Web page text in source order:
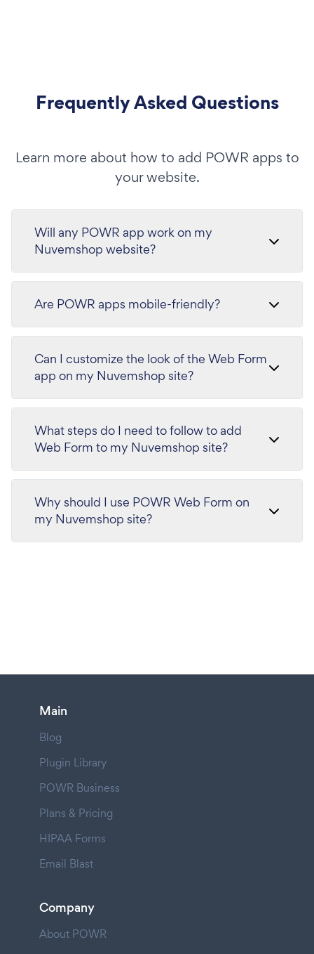
Frequently Asked Questions
Learn more about how to add POWR apps to
your website.
Will any POWR app work on my
Nuvemshop website?
Are POWR apps mobile-friendly?
Can I customize the look of the Web Form
app on my Nuvemshop site?
What steps do I need to follow to add
Web Form to my Nuvemshop site?
Why should I use POWR Web Form on
my Nuvemshop site?
Main
Blog
Plugin Library
POWR Business
Plans & Pricing
HIPAA Forms
Email Blast
Company
About POWR